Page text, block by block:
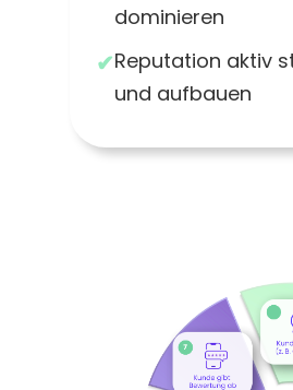
dominieren
Reputation aktiv
und aufbauen